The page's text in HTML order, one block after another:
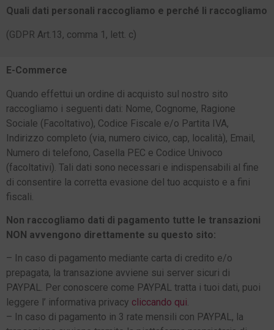
Quali dati personali raccogliamo e perché li raccogliamo
(GDPR Art.13, comma 1, lett. c)
E-Commerce
Quando effettui un ordine di acquisto sul nostro sito
raccogliamo i seguenti dati: Nome, Cognome, Ragione
Sociale (Facoltativo), Codice Fiscale e/o Partita IVA,
Indirizzo completo (via, numero civico, cap, località), Email,
Numero di telefono, Casella PEC e Codice Univoco
(facoltativi). Tali dati sono necessari e indispensabili al fine
di consentire la corretta evasione del tuo acquisto e a fini
fiscali.
Non raccogliamo dati di pagamento tutte le transazioni
NON avvengono direttamente su questo sito:
– In caso di pagamento mediante carta di credito e/o
prepagata, la transazione avviene sui server sicuri di
PAYPAL. Per conoscere come PAYPAL tratta i tuoi dati, puoi
leggere l’ informativa privacy cliccando qui.
– In caso di pagamento in 3 rate mensili con PAYPAL, la